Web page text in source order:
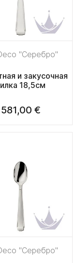
"Серебро"
и закусочная
18,5см
581,00 €
"Серебро"